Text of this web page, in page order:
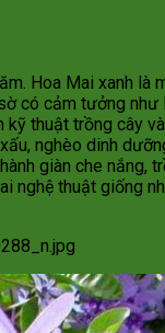
Hoa Mai xanh
có cảm tưởng như
thuật trồng cây
nghèo dinh
giàn che
nghệ thuật giống